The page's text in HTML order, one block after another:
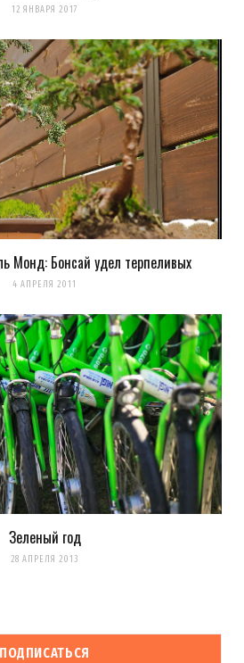
12 ЯНВАРЯ 2017
Монд: Бонсай удел терпеливых
4 АПРЕЛЯ 2011
Зеленый год
28 АПРЕЛЯ 2013
ПОДПИСАТЬСЯ